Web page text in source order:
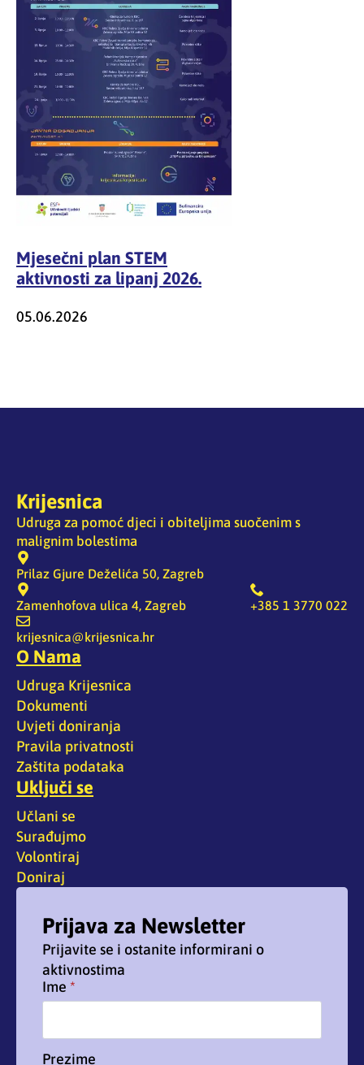
Mjesečni plan STEM
aktivnosti za lipanj 2026.
05.06.2026
Krijesnica
Udruga za pomoć djeci i obiteljima suočenim s
malignim bolestima
Prilaz Gjure Deželića 50, Zagreb
Zamenhofova ulica 4, Zagreb +385 1 3770 022
krijesnica@krijesnica.hr
O Nama
Udruga Krijesnica
Dokumenti
Uvjeti doniranja
Pravila privatnosti
Zaštita podataka
Uključi se
Učlani se
Surađujmo
Volontiraj
Doniraj
Prijava za Newsletter
Prijavite se i ostanite informirani o
aktivnostima
Ime *
Prezime